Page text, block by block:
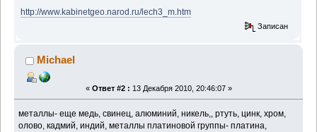
http://www.kabinetgeo.narod.ru/lech3_m.htm
Записан
Michael
« Ответ #2 : 13 Декабря 2010, 20:46:07 »
металлы- еще медь, свинец, алюминий, никель,, ртуть, цинк, хром,
олово, кадмий, индий, металлы платиновой группы- платина,